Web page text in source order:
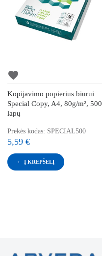
favorite
Kopijavimo popierius biurui
Special Copy, A4, 80g/m², 500
lapų
Prekės kodas: SPECIAL500
5,59 €
Į KREPŠELĮ